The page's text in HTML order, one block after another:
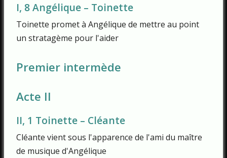
I, 8 Angélique – Toinette
Toinette promet à Angélique de mettre au point
un stratagème pour l'aider
Premier intermède
Acte II
II, 1 Toinette – Cléante
Cléante vient sous l'apparence de l'ami du maître
de musique d'Angélique